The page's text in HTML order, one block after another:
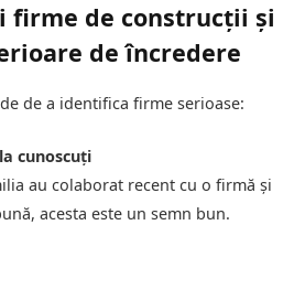
firme de construcții și
de încredere
de a identifica firme serioase:
cunoscuți
au colaborat recent cu o firmă și
acesta este un semn bun.